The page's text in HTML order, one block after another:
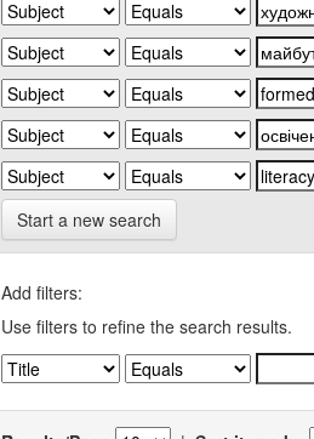
Start a new search
Add filters:
Use filters to refine the search results.